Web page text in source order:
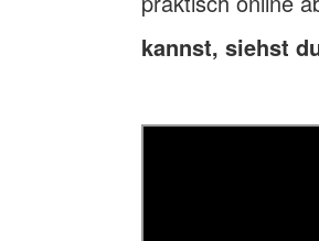
kannst, siehst